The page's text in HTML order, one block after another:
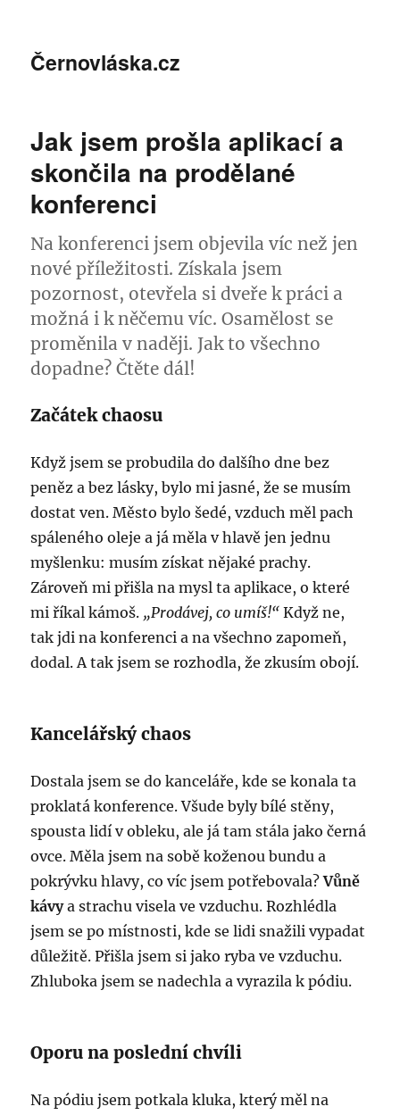
Černovláska.cz
Jak jsem prošla aplikací a
skončila na prodělané
konferenci
Na konferenci jsem objevila víc než jen
nové příležitosti. Získala jsem
pozornost, otevřela si dveře k práci a
možná i k něčemu víc. Osamělost se
proměnila v naději. Jak to všechno
dopadne? Čtěte dál!
Začátek chaosu
Když jsem se probudila do dalšího dne bez
peněz a bez lásky, bylo mi jasné, že se musím
dostat ven. Město bylo šedé, vzduch měl pach
spáleného oleje a já měla v hlavě jen jednu
myšlenku: musím získat nějaké prachy.
Zároveň mi přišla na mysl ta aplikace, o které
mi říkal kámoš. „Prodávej, co umíš!“ Když ne,
tak jdi na konferenci a na všechno zapomeň,
dodal. A tak jsem se rozhodla, že zkusím obojí.
Kancelářský chaos
Dostala jsem se do kanceláře, kde se konala ta
proklatá konference. Všude byly bílé stěny,
spousta lidí v obleku, ale já tam stála jako černá
ovce. Měla jsem na sobě koženou bundu a
pokrývku hlavy, co víc jsem potřebovala?Vůně
kávya strachu visela ve vzduchu. Rozhlédla
jsem se po místnosti, kde se lidi snažili vypadat
důležitě. Přišla jsem si jako ryba ve vzduchu.
Zhluboka jsem se nadechla a vyrazila k pódiu.
Oporu na poslední chvíli
Na pódiu jsem potkala kluka, který měl na